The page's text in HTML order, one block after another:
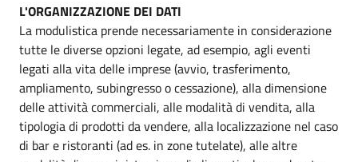
L'ORGANIZZAZIONE DEI DATI
La modulistica prende necessariamente in considerazione
tutte le diverse opzioni legate, ad esempio, agli eventi
legati alla vita delle imprese (avvio, trasferimento,
ampliamento, subingresso o cessazione), alla dimensione
delle attività commerciali, alle modalità di vendita, alla
tipologia di prodotti da vendere, alla localizzazione nel caso
di bar e ristoranti (ad es. in zone tutelate), alle altre